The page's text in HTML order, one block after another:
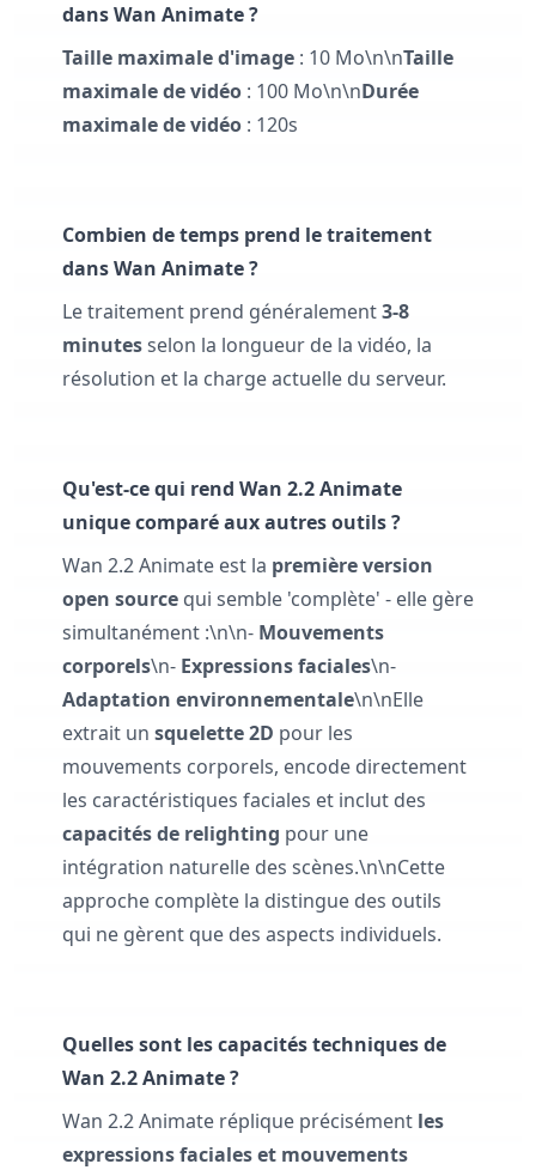
dans Wan Animate ?
Taille maximale d'image : 10 Mo\n\nTaille
maximale de vidéo : 100 Mo\n\nDurée
maximale de vidéo : 120s
Combien de temps prend le traitement
dans Wan Animate ?
Le traitement prend généralement3-8
minutesselon la longueur de la vidéo, la
résolution et la charge actuelle du serveur.
Qu'est-ce qui rend Wan 2.2 Animate
unique comparé aux autres outils ?
Wan 2.2 Animate est la première version
open source qui semble 'complète' - elle gère
simultanément :\n\n- Mouvements
corporels\n- Expressions faciales\n-
Adaptation environnementale\n\nElle
extrait un squelette 2D pour les
mouvements corporels, encode directement
les caractéristiques faciales et inclut des
capacités de relighting pour une
intégration naturelle des scènes.\n\nCette
approche complète la distingue des outils
qui ne gèrent que des aspects individuels.
Quelles sont les capacités techniques de
Wan 2.2 Animate ?
Wan 2.2 Animate réplique précisément les
expressions faciales et mouvements